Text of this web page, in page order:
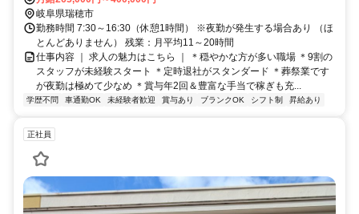
り）
岐阜県瑞穂市
勤務時間 7:30～16:30（休憩1時間） ※夜勤が発生する場合あり （ほ
とんどありません） 残業：月平均11～20時間
仕事内容 ｜ 求人の魅力はこちら ｜ ＊穏やかな方が多い職場 ＊9割の
スタッフが未経験スタート ＊定時退社がスタンダード ＊葬祭業です
が夜勤は極めて少なめ ＊賞与年2回＆豊富な手当で稼ぎも充...
学歴不問 車通勤OK 未経験者歓迎 賞与あり ブランクOK シフト制 昇給あり
正社員